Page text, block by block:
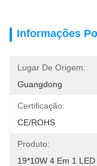
Informações
Lugar De Origem:
Guangdong
Certificação:
CE/ROHS
Produto:
19*10W 4 Em 1